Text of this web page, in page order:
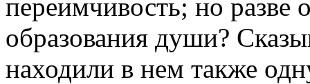
переимчивость; но разве
образования души?
находили в нем также